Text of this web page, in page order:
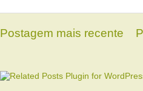
Postagem mais recente